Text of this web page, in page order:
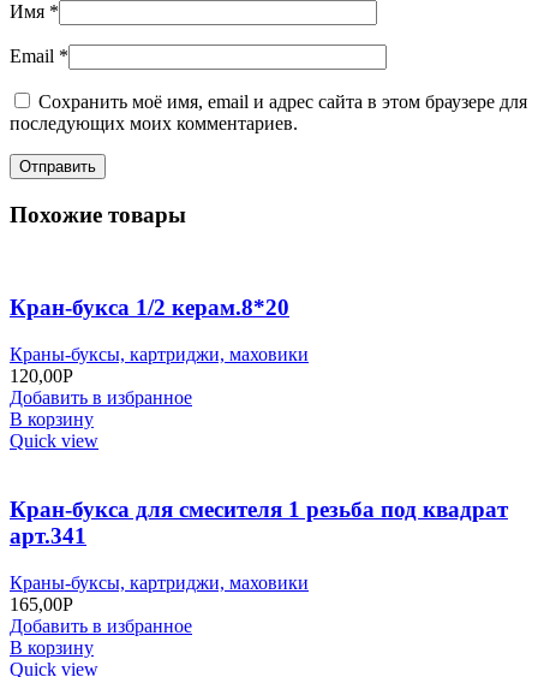
Имя *
Email *
Сохранить моё имя, email и адрес сайта в этом браузере для
последующих моих комментариев.
Похожие товары
Кран-букса 1/2 керам.8*20
Краны-буксы, картриджи, маховики
120,00Р
Добавить в избранное
В корзину
Quick view
Кран-букса для смесителя 1 резьба под квадрат
арт.341
Краны-буксы, картриджи, маховики
165,00Р
Добавить в избранное
В корзину
Quick view